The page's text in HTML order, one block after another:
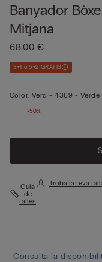
Banyador
Mitjana
68,00 €
3+1 o 5+2 GRATIS
Color: Verd -4369 - Verde
-50%
Guia
de
talles
Troba la teva
Consulta la